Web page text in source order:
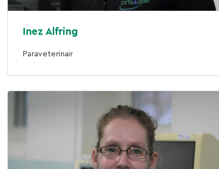
Inez Alfring
Paraveterinair